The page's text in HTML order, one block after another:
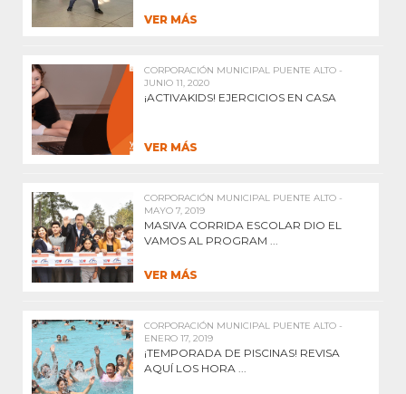
VER MÁS
CORPORACIÓN MUNICIPAL PUENTE ALTO -
JUNIO 11, 2020
¡ACTIVAKIDS! EJERCICIOS EN CASA
VER MÁS
CORPORACIÓN MUNICIPAL PUENTE ALTO -
MAYO 7, 2019
MASIVA CORRIDA ESCOLAR DIO EL
VAMOS AL PROGRAM ...
VER MÁS
CORPORACIÓN MUNICIPAL PUENTE ALTO -
ENERO 17, 2019
¡TEMPORADA DE PISCINAS! REVISA
AQUÍ LOS HORA ...